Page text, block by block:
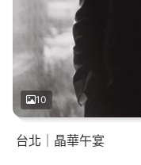
10
台北｜晶華午宴